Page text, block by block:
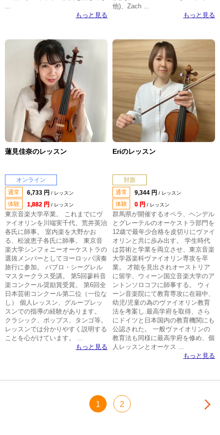
...
もっと見る
他)、Zach ...
もっと見る
蓮見佳奈のレッスン
オンライン
通常
6,733 円 / レッスン
体験 1,882 円 / レッスン
東京音楽大学卒業。 これまでにヴ
ァイオリンを川端実千代、荒井英治
各氏に師事。 室内楽を大野かお
る、松波恵子各氏に師事。 東京音
楽大学シンフォニーオーケストラの
選抜メンバーとしてヨーロッパ演奏
旅行に参加。 パブロ・シーグレル
マスタークラス受講。 第5回蓼科音
楽コンクール奨励賞受賞。 第6回全
日本芸術コンクール第二位（一位な
し） 個人レッスン、グループレッ
スンでの指導の経験があります。
クラシック、ポップス、タンゴ等。
レッスンでは分かりやすく説明する
ことを心がけています。 ...
もっと見る
Eriのレッスン
対面
通常
9,344 円 / レッスン
体験 0 円 / レッスン
群馬県が開催するオペラ、ヘンデル
とグレーテルのオーケストラ部門を
12歳で最年少合格を皮切りにヴァイ
オリンと共に歩み出す。 学生時代
は芸術と学業を両立させ、東京音楽
大学器楽科ヴァイオリン専攻を卒
業。 才能を見出されオーストリア
に留学、ウィーン国立音楽大学のア
ントンソロコフに師事する。 ウィ
ーン音楽院にて教育専攻に在籍中、
幼児/児童の為のヴァイオリン教育
法を考案し.最高学府を取得、さら
にドイツと日本国内の教育機関にも
公認された。 一般ヴァイオリンの
教育法も同様に最高学府を修め、個
人レッスンとオーケス ...
もっと見る
1 2